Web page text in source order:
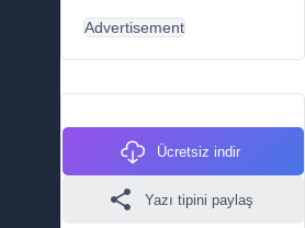
Advertisement
Ücretsiz indir
Yazı tipini paylaş